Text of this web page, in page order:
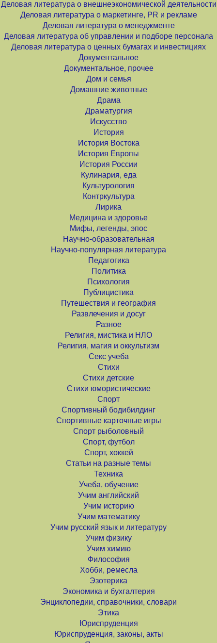
Деловая литература о внешнеэкономической деятельности
Деловая литература о маркетинге, PR и рекламе
Деловая литература о менеджменте
Деловая литература об управлении и подборе персонала
Деловая литература о ценных бумагах и инвестициях
Документальное
Документальное, прочее
Дом и семья
Домашние животные
Драма
Драматургия
Искусство
История
История Востока
История Европы
История России
Кулинария, еда
Культурология
Контркультура
Лирика
Медицина и здоровье
Мифы, легенды, эпос
Научно-образовательная
Научно-популярная литература
Педагогика
Политика
Психология
Публицистика
Путешествия и география
Развлечения и досуг
Разное
Религия, мистика и НЛО
Религия, магия и оккультизм
Секс учеба
Стихи
Стихи детские
Стихи юмористические
Спорт
Спортивный бодибилдинг
Спортивные карточные игры
Спорт рыболовный
Спорт, футбол
Спорт, хоккей
Статьи на разные темы
Техника
Учеба, обучение
Учим английский
Учим историю
Учим математику
Учим русский язык и литературу
Учим физику
Учим химию
Философия
Хобби, ремесла
Эзотерика
Экономика и бухгалтерия
Энциклопедии, справочники, словари
Этика
Юриспруденция
Юриспруденция, законы, акты